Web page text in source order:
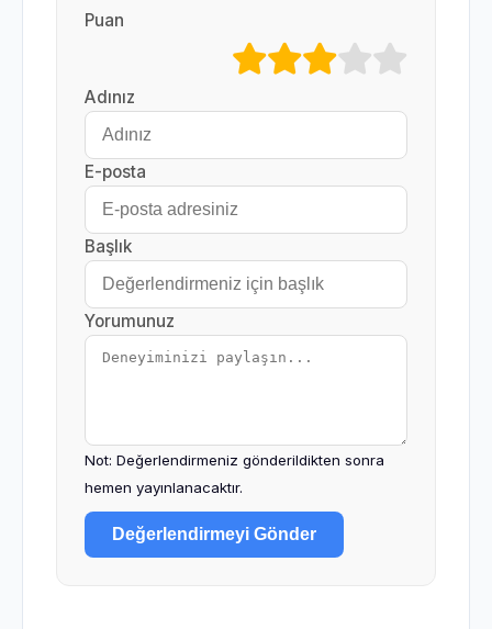
Puan
Adınız
E-posta
Başlık
Yorumunuz
Not: Değerlendirmeniz gönderildikten sonra
hemen yayınlanacaktır.
Değerlendirmeyi Gönder